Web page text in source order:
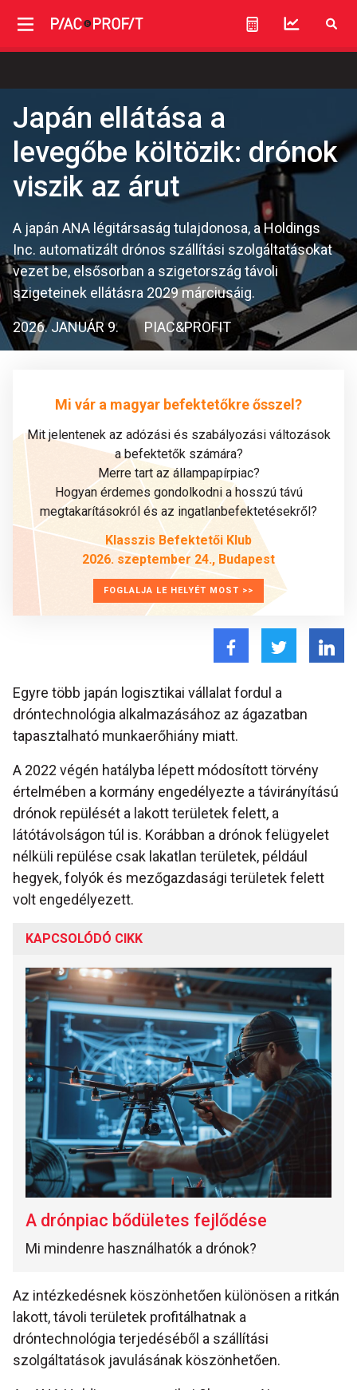
Japán ellátása a
levegőbe költözik: drónok
viszik az árut
A japán ANA légitársaság tulajdonosa, a Holdings
Inc. automatizált drónos szállítási szolgáltatásokat
vezet be, elsősorban a szigetország távoli
szigeteinek ellátásra 2029 márciusáig.
2026. JANUÁR 9. PIAC&PROFIT
Mi vár a magyar befektetőkre ősszel?
Mit jelentenek az adózási és szabályozási változások
a befektetők számára?
Merre tart az állampapírpiac?
Hogyan érdemes gondolkodni a hosszú távú
megtakarításokról és az ingatlanbefektetésekről?
Klasszis Befektetői Klub
2026. szeptember 24., Budapest
FOGLALJA LE HELYÉT MOST >>
Egyre több japán logisztikai vállalat fordul a
dróntechnológia alkalmazásához az ágazatban
tapasztalható munkaerőhiány miatt.
A 2022 végén hatályba lépett módosított törvény
értelmében a kormány engedélyezte a távirányítású
drónok repülését a lakott területek felett, a
látótávolságon túl is. Korábban a drónok felügyelet
nélküli repülése csak lakatlan területek, például
hegyek, folyók és mezőgazdasági területek felett
volt engedélyezett.
KAPCSOLÓDÓ CIKK
A drónpiac bődületes fejlődése
Mi mindenre használhatók a drónok?
Az intézkedésnek köszönhetően különösen a ritkán
lakott, távoli területek profitálhatnak a
dróntechnológia terjedéséből a szállítási
szolgáltatások javulásának köszönhetően.